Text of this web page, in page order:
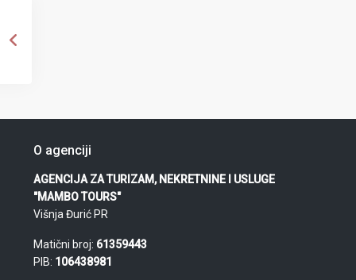
O agenciji
AGENCIJA ZA TURIZAM, NEKRETNINE I USLUGE
"MAMBO TOURS"
Višnja Đurić PR
Matični broj: 61359443
PIB: 106438981